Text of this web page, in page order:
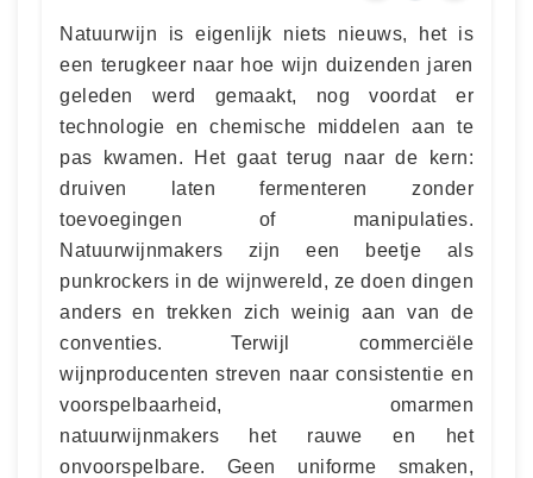
Natuurwijn is eigenlijk niets nieuws, het is
een terugkeer naar hoe wijn duizenden jaren
geleden werd gemaakt, nog voordat er
technologie en chemische middelen aan te
pas kwamen. Het gaat terug naar de kern:
druiven laten fermenteren zonder
toevoegingen of manipulaties.
Natuurwijnmakers zijn een beetje als
punkrockers in de wijnwereld, ze doen dingen
anders en trekken zich weinig aan van de
conventies. Terwijl commerciële
wijnproducenten streven naar consistentie en
voorspelbaarheid, omarmen
natuurwijnmakers het rauwe en het
onvoorspelbare. Geen uniforme smaken,